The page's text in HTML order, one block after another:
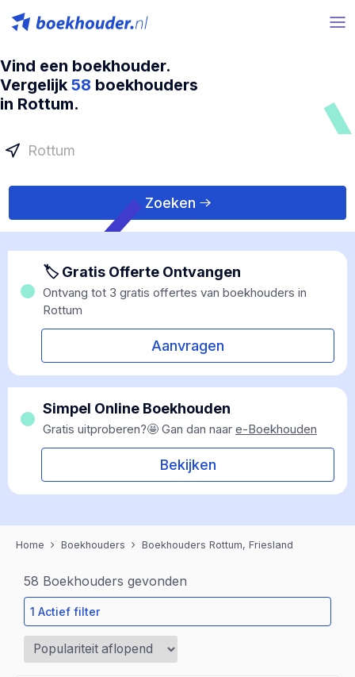
Vind een boekhouder.
Vergelijk 58 boekhouders
in Rottum.
Zoeken
🏷 Gratis Offerte Ontvangen
Ontvang tot 3 gratis offertes van boekhouders in
Rottum
Aanvragen
Simpel Online Boekhouden
Gratis uitproberen?🤩 Gan dan naar e-Boekhouden
Bekijken
Home Boekhouders Boekhouders Rottum, Friesland
58 Boekhouders gevonden
1 Actief filter